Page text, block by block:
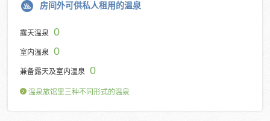
房间外可供私人租用的温泉
露天温泉 0
室内温泉 0
兼备露天及室内温泉 0
温泉旅馆里三种不同形式的温泉